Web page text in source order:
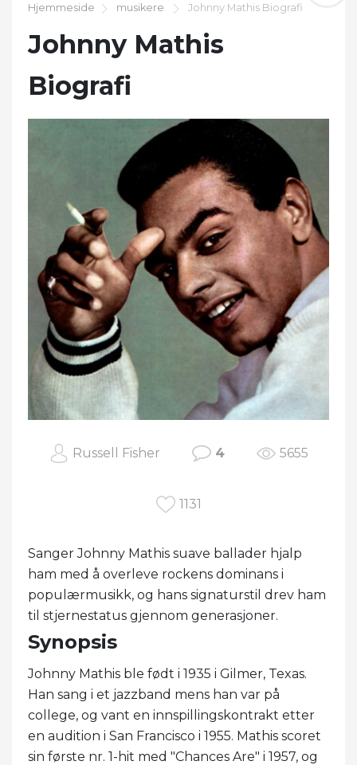
Hjemmeside musikere Johnny Mathis Biografi
Johnny Mathis
Biografi
Russell Fisher 4 5655
1131
Sanger Johnny Mathis suave ballader hjalp
ham med å overleve rockens dominans i
populærmusikk, og hans signaturstil drev ham
til stjernestatus gjennom generasjoner.
Synopsis
Johnny Mathis ble født i 1935 i Gilmer, Texas.
Han sang i et jazzband mens han var på
college, og vant en innspillingskontrakt etter
en audition i San Francisco i 1955. Mathis scoret
sin første nr. 1-hit med "Chances Are" i 1957, og